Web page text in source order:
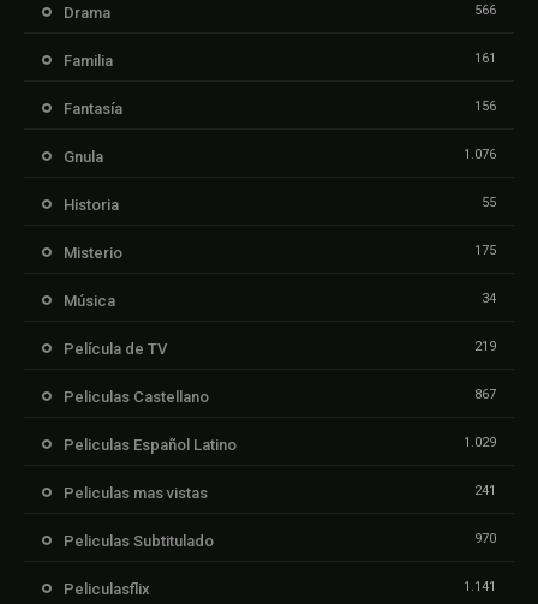
Drama 566
Familia 161
Fantasía 156
Gnula 1.076
Historia 55
Misterio 175
Música 34
Película de TV 219
Peliculas Castellano 867
Peliculas Español Latino 1.029
Peliculas mas vistas 241
Peliculas Subtitulado 970
Peliculasflix 1.141